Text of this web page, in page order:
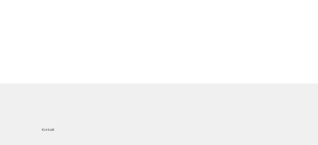
Kontakt